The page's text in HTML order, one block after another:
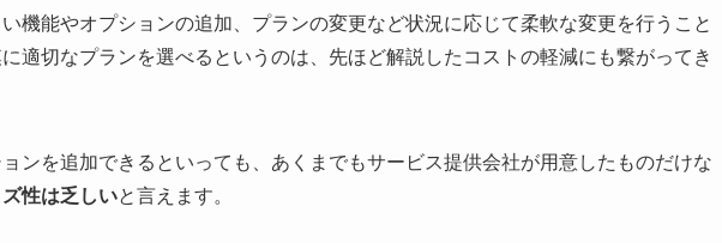
機能やオプションの追加、プランの変更など状況に応じて柔軟な変更を行うこと
適切なプランを選べるというのは、先ほど解説したコストの軽減にも繋がってき
ンを追加できるといっても、あくまでもサービス提供会社が用意したものだけな
性は乏しいと言えます。